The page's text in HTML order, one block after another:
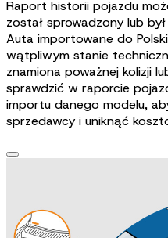
Raport historii pojazdu
został sprowadzony lub
Auta importowane do
wątpliwym stanie
znamiona poważnej kolizji
sprawdzić w raporcie
importu danego modelu,
sprzedawcy i uniknąć